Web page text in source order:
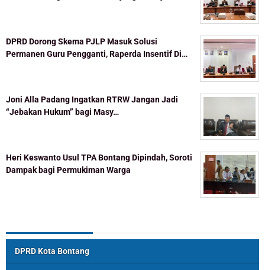
DPRD Dorong Skema PJLP Masuk Solusi
Permanen Guru Pengganti, Raperda Insentif Di…
Joni Alla Padang Ingatkan RTRW Jangan Jadi
“Jebakan Hukum” bagi Masy…
Heri Keswanto Usul TPA Bontang Dipindah, Soroti
Dampak bagi Permukiman Warga
DPRD Kota Bontang